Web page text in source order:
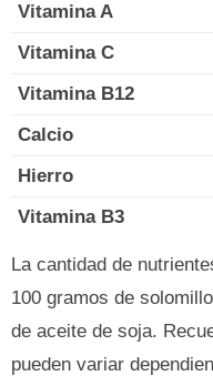
Vitamina A
Vitamina C
Vitamina B12
Calcio
Hierro
Vitamina B3
La cantidad de
100 gramos de
de aceite de soja.
pueden variar